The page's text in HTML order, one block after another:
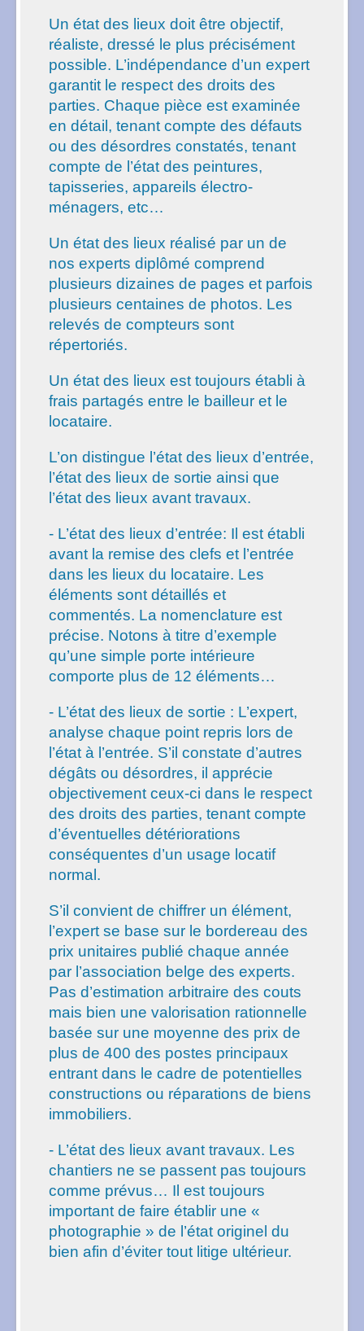
Un état des lieux doit être objectif,
réaliste, dressé le plus précisément
possible. L’indépendance d’un expert
garantit le respect des droits des
parties. Chaque pièce est examinée
en détail, tenant compte des défauts
ou des désordres constatés, tenant
compte de l’état des peintures,
tapisseries, appareils électro-
ménagers, etc…
Un état des lieux réalisé par un de
nos experts diplômé comprend
plusieurs dizaines de pages et parfois
plusieurs centaines de photos. Les
relevés de compteurs sont
répertoriés.
Un état des lieux est toujours établi à
frais partagés entre le bailleur et le
locataire.
L’on distingue l’état des lieux d’entrée,
l’état des lieux de sortie ainsi que
l’état des lieux avant travaux.
- L’état des lieux d’entrée: Il est établi
avant la remise des clefs et l’entrée
dans les lieux du locataire. Les
éléments sont détaillés et
commentés. La nomenclature est
précise. Notons à titre d’exemple
qu’une simple porte intérieure
comporte plus de 12 éléments…
- L’état des lieux de sortie : L’expert,
analyse chaque point repris lors de
l’état à l’entrée. S’il constate d’autres
dégâts ou désordres, il apprécie
objectivement ceux-ci dans le respect
des droits des parties, tenant compte
d’éventuelles détériorations
conséquentes d’un usage locatif
normal.
S’il convient de chiffrer un élément,
l’expert se base sur le bordereau des
prix unitaires publié chaque année
par l’association belge des experts.
Pas d’estimation arbitraire des couts
mais bien une valorisation rationnelle
basée sur une moyenne des prix de
plus de 400 des postes principaux
entrant dans le cadre de potentielles
constructions ou réparations de biens
immobiliers.
- L’état des lieux avant travaux. Les
chantiers ne se passent pas toujours
comme prévus… Il est toujours
important de faire établir une «
photographie » de l’état originel du
bien afin d’éviter tout litige ultérieur.